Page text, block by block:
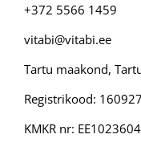
+372 5566 1459
vitabi@vitabi.ee
Tartu maakond,
Registrikood:
KMKR nr: